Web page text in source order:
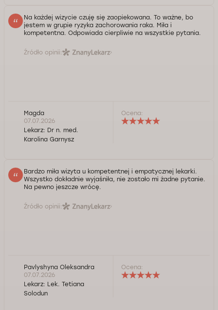
Na każdej wizycie czuję się zaopiekowana. To ważne, bo
jestem w grupie ryzyka zachorowania raka. Miła i
kompetentna. Odpowiada cierpliwie na wszystkie pytania.
Źródło opinii:
Magda
07.07.2026
Lekarz: Dr n. med.
Karolina Garnysz
Ocena:
Bardzo miła wizyta u kompetentnej i empatycznej lekarki.
Wszystko dokładnie wyjaśniła, nie zostało mi żadne pytanie.
Na pewno jeszcze wrócę.
Źródło opinii:
Pavlyshyna Oleksandra
07.07.2026
Lekarz: Lek. Tetiana
Solodun
Ocena: